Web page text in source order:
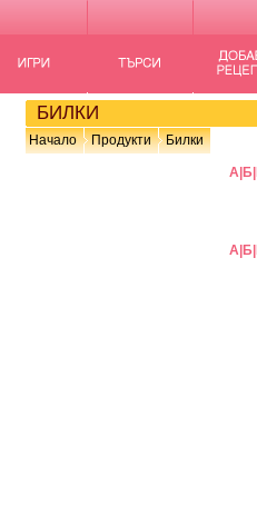
БИЛКИ
Начало Продукти Билки
А Б
А Б